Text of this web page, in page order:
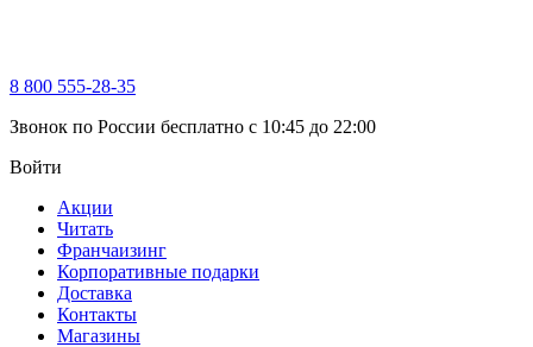
8 800 555-28-35
Звонок по России бесплатно c 10:45 до 22:00
Войти
Акции
Читать
Франчаизинг
Корпоративные подарки
Доставка
Контакты
Магазины